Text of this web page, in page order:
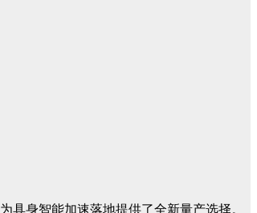
为具身智能加速落地提供了全新量产选择。